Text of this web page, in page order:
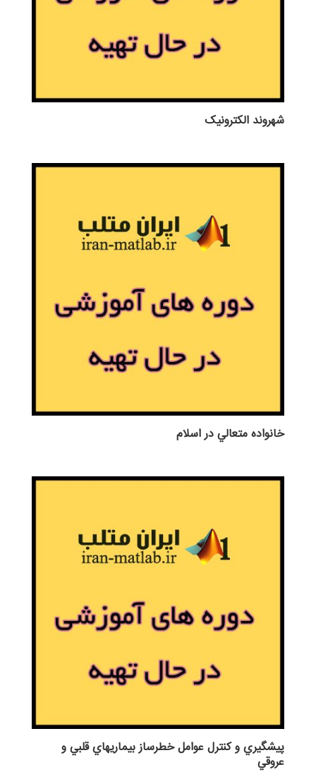
شهروند الکترونیک
خانواده متعالي در اسلام
پيشگيري و كنترل عوامل خطرساز بيماريهاي قلبي و
عروقي